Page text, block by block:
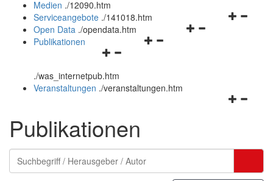
schließen
Medien ./12090.htm
Navigationsmenü
Serviceangebote ./141018.htm
Navigationsmenü
Open Data ./opendata.htm
Navigationsmenü
und
schließen
Publikationen
./was_internetpub.htm
Veranstaltungen ./veranstaltungen.htm
Publikationen